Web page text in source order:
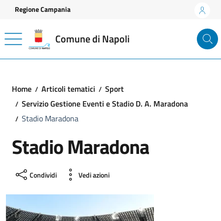
Vai ai contenuti
Vai al footer
Regione Campania
Comune di Napoli
Home Articoli tematici
Sport
Servizio Gestione Eventi e Stadio D. A. Maradona
Stadio Maradona
Stadio Maradona
Condividi Vedi azioni